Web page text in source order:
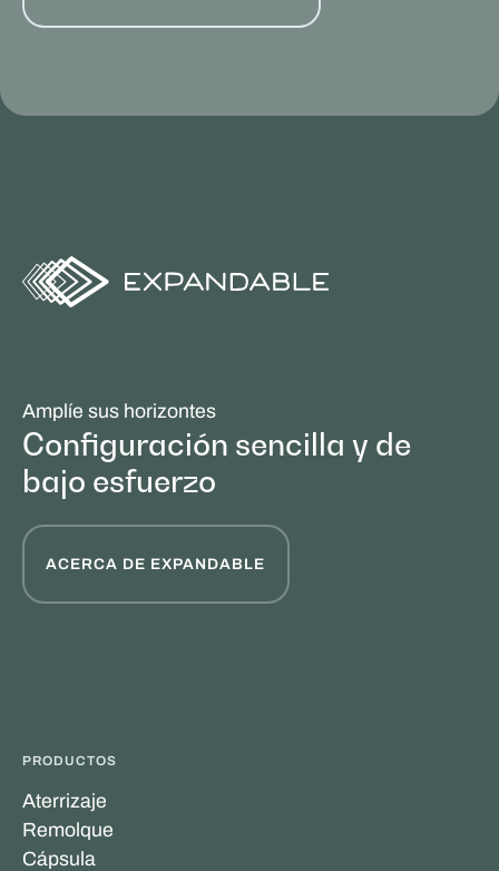
Amplíe sus horizontes
Configuración sencilla y de
bajo esfuerzo
ACERCA DE EXPANDABLE
PRODUCTOS
Aterrizaje
Remolque
Cápsula